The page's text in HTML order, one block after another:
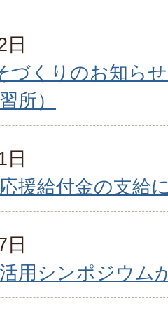
日
づくりのお知ら
所）
日
援給付金の支給
日
用シンポジウム